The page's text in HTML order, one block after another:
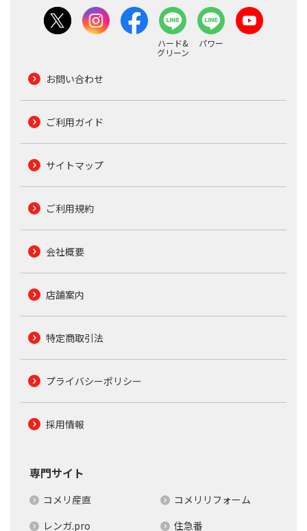
ハード&
グリーン
パワー
お問い合わせ
ご利用ガイド
サイトマップ
ご利用規約
会社概要
店舗案内
特定商取引法
プライバシーポリシー
採用情報
専門サイト
コメリ産直
コメリリフォーム
レンガ.pro
住急番